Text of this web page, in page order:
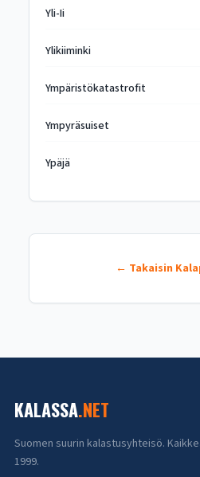
Yli-Ii
Ylikiiminki
Ympäristökatastrofit
Ympyräsuiset
Ypäjä
← Takaisin
KALASSA.NET
Suomen suurin kalastusyhteisö.
1999.